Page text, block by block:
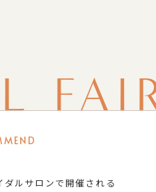
ルサロンで開催される